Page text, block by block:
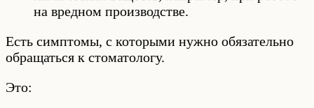
на вредном производстве.
Есть симптомы, с которыми нужно обязательно
обращаться к стоматологу.
Это: